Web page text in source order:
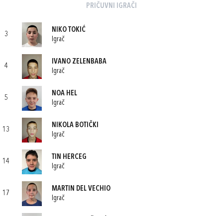
PRIČUVNI IGRAČI
3
NIKO TOKIĆ
Igrač
4
IVANO ZELENBABA
Igrač
5
NOA HEL
Igrač
13
NIKOLA BOTIČKI
Igrač
14
TIN HERCEG
Igrač
17
MARTIN DEL VECHIO
Igrač